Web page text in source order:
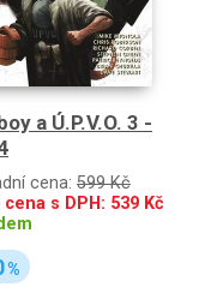
a Ú.P.V.O. 3 -
cena: 599 Kč
cena s DPH: 539 Kč
%